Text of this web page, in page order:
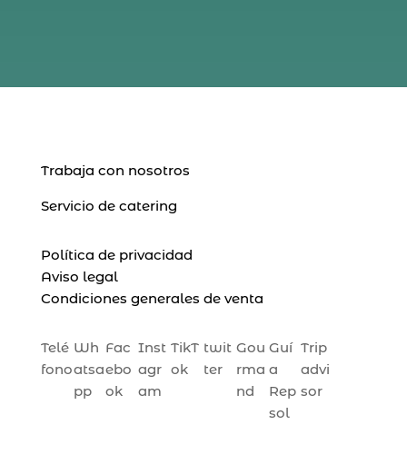
Trabaja con nosotros
Servicio de catering
Política de privacidad
Aviso legal
Condiciones generales de venta
Telé
fono
Wh
atsa
pp
Fac
ebo
ok
Inst
agr
am
TikT
ok
twit
ter
Gou
rma
nd
Guí
a
Rep
sol
Trip
advi
sor